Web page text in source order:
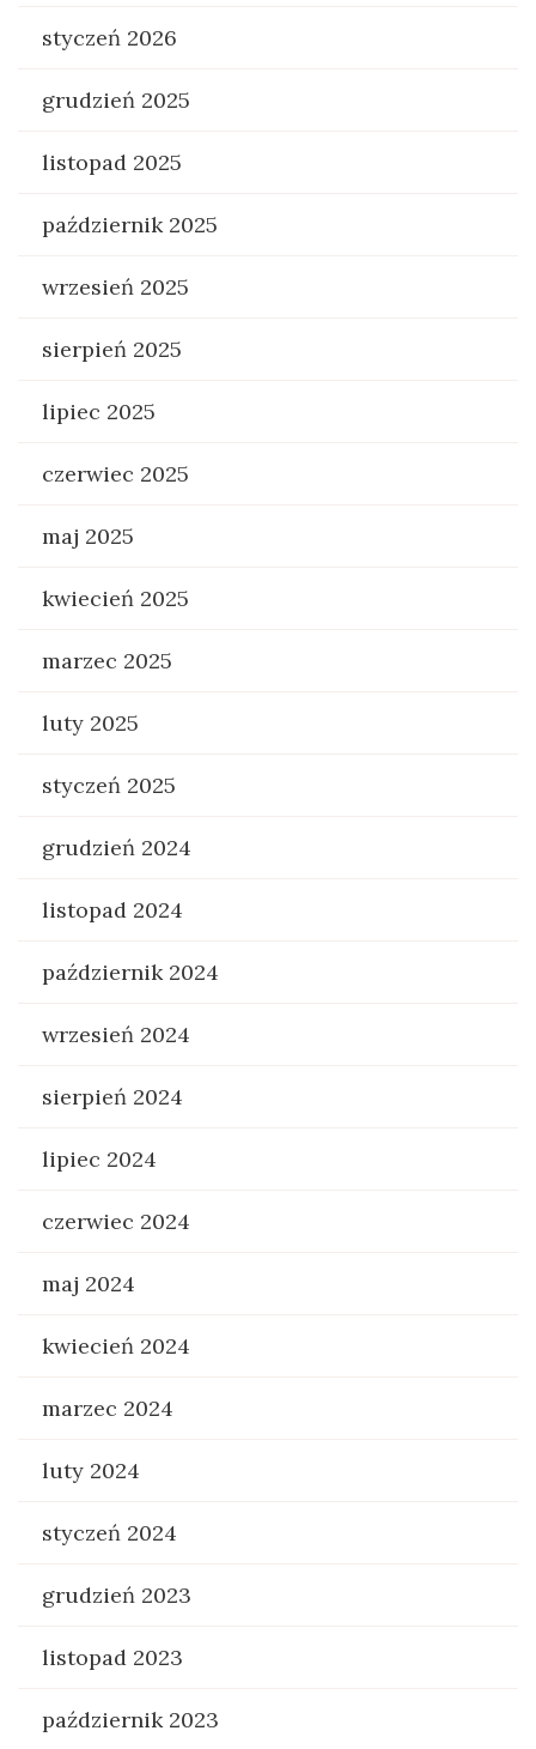
styczeń 2026
grudzień 2025
listopad 2025
październik 2025
wrzesień 2025
sierpień 2025
lipiec 2025
czerwiec 2025
maj 2025
kwiecień 2025
marzec 2025
luty 2025
styczeń 2025
grudzień 2024
listopad 2024
październik 2024
wrzesień 2024
sierpień 2024
lipiec 2024
czerwiec 2024
maj 2024
kwiecień 2024
marzec 2024
luty 2024
styczeń 2024
grudzień 2023
listopad 2023
październik 2023